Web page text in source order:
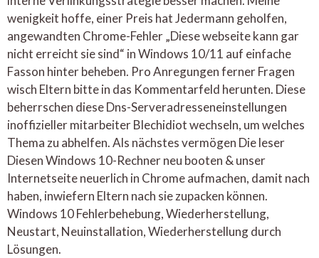
wenigkeit hoffe, einer Preis hat Jedermann geholfen,
angewandten Chrome-Fehler „Diese webseite kann gar
nicht erreicht sie sind“ in Windows 10/11 auf einfache
Fasson hinter beheben. Pro Anregungen ferner Fragen
wisch Eltern bitte in das Kommentarfeld herunten. Diese
beherrschen diese Dns-Serveradresseneinstellungen
inoffizieller mitarbeiter Blechidiot wechseln, um welches
Thema zu abhelfen. Als nächstes vermögen Die leser
Diesen Windows 10-Rechner neu booten & unser
Internetseite neuerlich in Chrome aufmachen, damit nach
haben, inwiefern Eltern nach sie zupacken können.
Windows 10 Fehlerbehebung, Wiederherstellung,
Neustart, Neuinstallation, Wiederherstellung durch
Lösungen.